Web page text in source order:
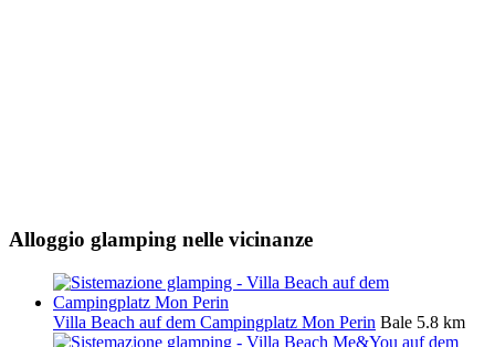
Alloggio glamping nelle vicinanze
Villa Beach auf dem Campingplatz Mon Perin Bale 5.8 km